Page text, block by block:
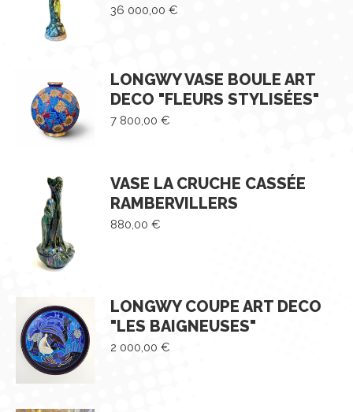
36 000,00 €
LONGWY VASE BOULE ART
DECO "FLEURS STYLISÉES"
7 800,00 €
VASE LA CRUCHE CASSÉE
RAMBERVILLERS
880,00 €
LONGWY COUPE ART DECO
"LES BAIGNEUSES"
2 000,00 €